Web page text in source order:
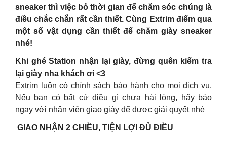
sneaker thì việc bỏ thời gian để chăm sóc chúng là
điều chắc chắn rất cần thiết. Cùng Extrim điểm qua
một số vật dụng cần thiết để chăm giày sneaker
nhé!
Khi ghé Station nhận lại giày, đừng quên kiểm tra
lại giày nha khách ơi <3
Extrim luôn có chính sách bảo hành cho mọi dịch vụ.
Nếu bạn có bất cứ điều gì chưa hài lòng, hãy báo
ngay với nhân viên giao giày để được giải quyết nhé
GIAO NHẬN 2 CHIỀU, TIỆN LỢI ĐỦ ĐIỀU